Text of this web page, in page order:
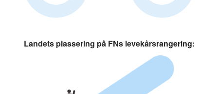
Landets plassering på FNs levekårsrangering: